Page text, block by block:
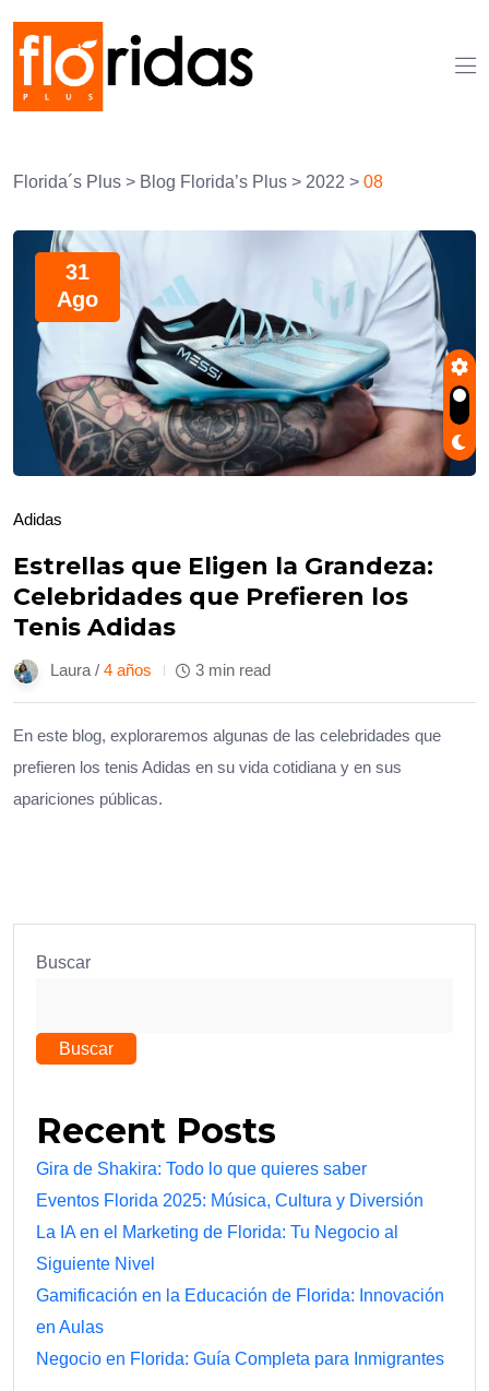
Florida´s Plus > Blog Florida’s Plus > 2022 > 08
31
Ago
Adidas
Estrellas que Eligen la Grandeza:
Celebridades que Prefieren los
Tenis Adidas
Laura / 4 años 3 min read
En este blog, exploraremos algunas de las celebridades que
prefieren los tenis Adidas en su vida cotidiana y en sus
apariciones públicas.
Buscar
Buscar
Recent Posts
Gira de Shakira: Todo lo que quieres saber
Eventos Florida 2025: Música, Cultura y Diversión
La IA en el Marketing de Florida: Tu Negocio al
Siguiente Nivel
Gamificación en la Educación de Florida: Innovación
en Aulas
Negocio en Florida: Guía Completa para Inmigrantes